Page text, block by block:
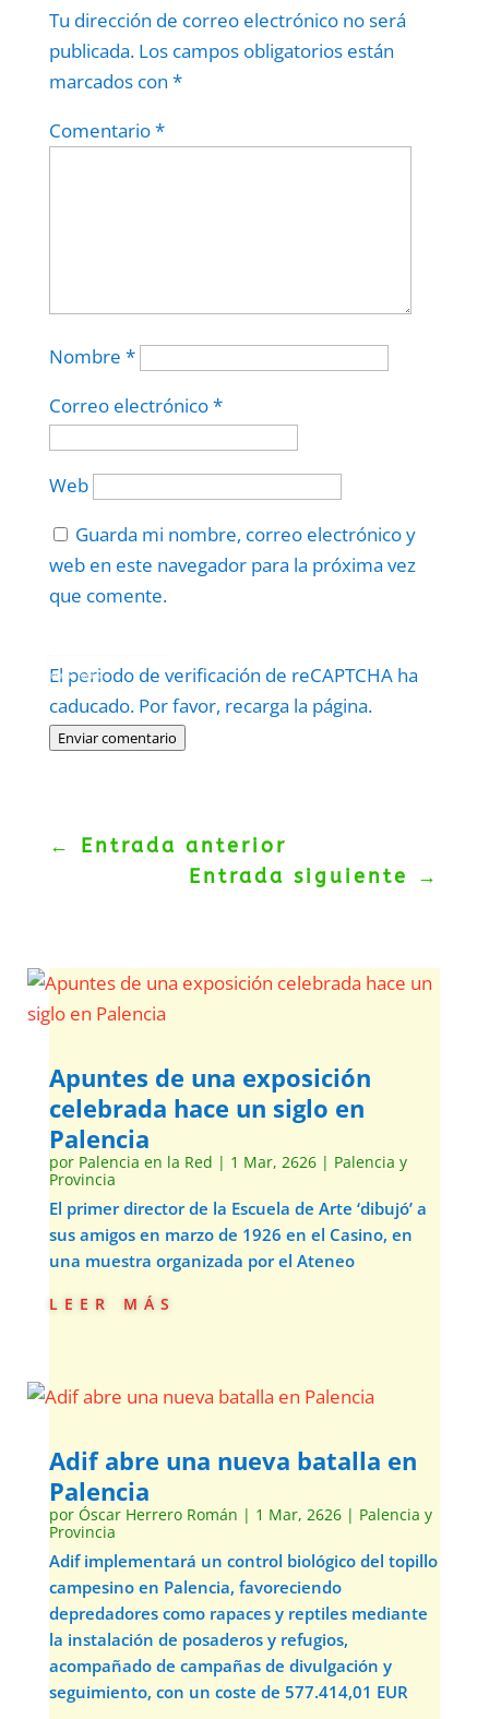
Tu dirección de correo electrónico no será
publicada. Los campos obligatorios están
marcados con *
Comentario*
Nombre *
Correo electrónico*
Web
Guarda mi nombre, correo electrónico y
web en este navegador para la próxima vez
que comente.
El periodo de verificación de reCAPTCHA ha
caducado. Por favor, recarga la página.
Enviar comentario
Politica–Términos.
← Entrada anterior
Entrada siguiente
→
Apuntes de una exposición
celebrada hace un siglo en
Palencia
por Palencia en la Red | 1 Mar, 2626| Palencia y
Provincia
El primer director de la Escuela de Arte ‘dibujó’ a
sus amigos en marzo de 1926 en el Casino, en
una muestra organizada por el Ateneo
leer más
Adif abre una nueva batalla en
Palencia
por Óscar Herrero Román | 1 Mar, 2626| Palencia y
Provincia
Adif implementará un control biológico del topillo
campesino en Palencia, favoreciendo
depredadores como rapaces y reptiles mediante
la instalación de posaderos y refugios,
acompañado de campañas de divulgación y
seguimiento, con un coste de 577.414,01 EUR